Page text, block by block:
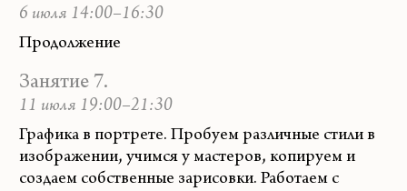
6 июля 14:00–16:30
Продолжение
Занятие 7.
11 июля 19:00–21:30
Графика в портрете. Пробуем различные стили в
изображении, учимся у мастеров, копируем и
создаем собственные зарисовки. Работаем с